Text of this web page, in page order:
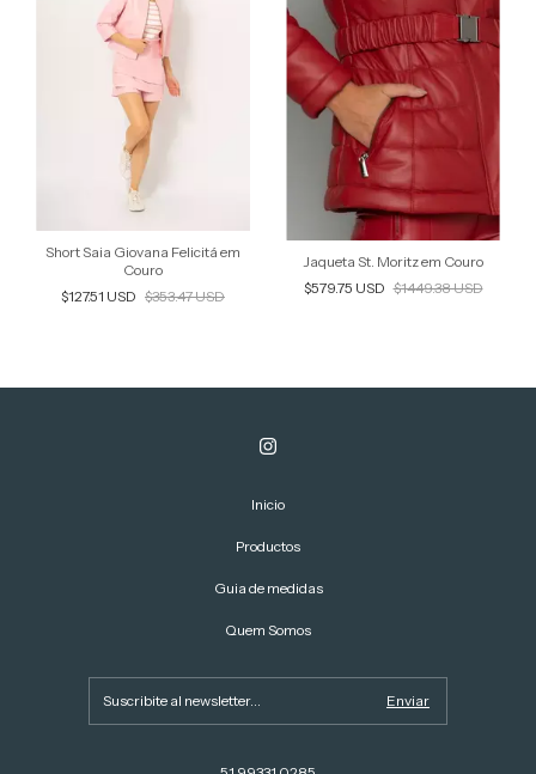
Short Saia Giovana Felicitá em
Couro
$127.51 USD $353.47 USD
Jaqueta St. Moritz em Couro
$579.75 USD $1449.38 USD
Inicio
Productos
Guia de medidas
Quem Somos